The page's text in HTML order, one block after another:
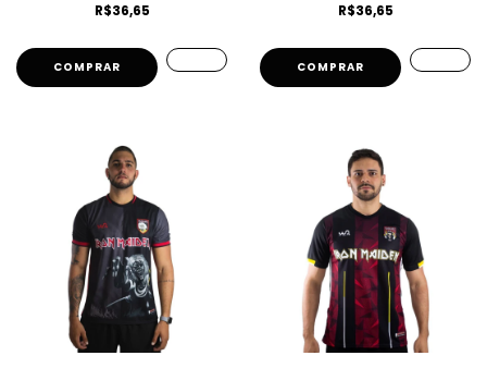
R$36,65
COMPRAR
R$36,65
COMPRAR